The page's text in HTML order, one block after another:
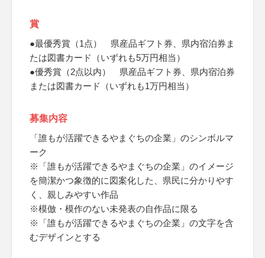
賞
●最優秀賞（1点） 県産品ギフト券、県内宿泊券ま
たは図書カード（いずれも5万円相当）
●優秀賞（2点以内） 県産品ギフト券、県内宿泊券
または図書カード（いずれも1万円相当）
募集内容
「誰もが活躍できるやまぐちの企業」のシンボルマ
ーク
※「誰もが活躍できるやまぐちの企業」のイメージ
を簡潔かつ象徴的に図案化した、県民に分かりやす
く、親しみやすい作品
※模倣・模作のない未発表の自作品に限る
※「誰もが活躍できるやまぐちの企業」の文字を含
むデザインとする